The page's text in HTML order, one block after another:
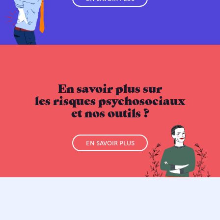
EN SAVOIR PLUS
En savoir plus sur
les risques psychosociaux
et nos outils ?
EN SAVOIR PLUS